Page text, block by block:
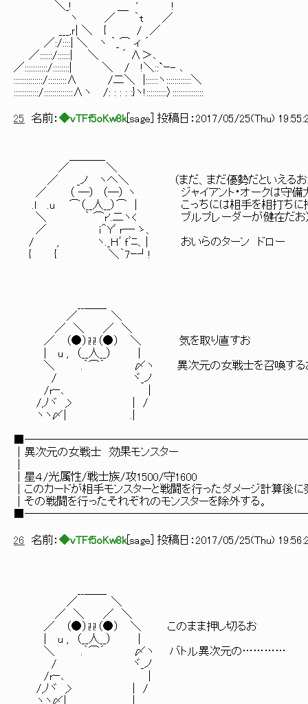
＼_! ＿ ' !
ヽ ／ ｀t ／
___,ｒ| ＼ { / ／
／:/::::| ＼ ヽ ｀_⌒ ィ ´
／::::::/::::::| ＼ ´ ∧＞､
／:::::::::::/::::::::| ＼ / !＼::`ｰ- ､
::::::::::::::/:::::::::∧ /二＼ |::::::ヽ::::::::::::＼
::::::::::::/::::::::::::::∧ヽ /: : : : :}ヽ!::::::::::〉:::::::::::::::
25 名前： ◆vTFf5oKw8k[ sage ] 投稿日： 2017/05/25(Thu)
／ ＼
／ _ノ ヽへ＼ （まだ、まだ優勢だといえるお
／ （ ―） （―） ヽ ジャイアント・オークは守備力
.l .u ⌒（__人__）⌒ | こっちには相手を相打ちに持
＼ ｀ ⌒r'.二ヽ< ブルブレーダーが健在だお
／ ｉ＾Yﾞ r─ ゝ、
/ , ヽ._Ｈﾞ ｆﾞﾆ、| おいらのターン ドロー
{ { ＼｀7ｰ┘!
／ ＼
／ ＼ ／ ＼
／ （●）i!i!（●） ＼ 気を取り直すお
| u , （__人__） |
＼ .｀⌒´ 〆ヽ 異次元の女戦士を召喚する
/ ヾ_ノ
/rｰ､ |
/,ﾉヾ ,> | /
ヽヽ〆| .|
│異次元の女戦士 効果モン
│星４/光属性/戦士族/攻1500/
│このカードが相手モンスターと戦闘を行ったダメージ計算後
│その戦闘を行ったそれぞれのモンスターを
26 名前： ◆vTFf5oKw8k[ sage ] 投稿日： 2017/05/25(Thu)
／ ＼
／ ＼ ／ ＼
／ （●）i!i!（●） ＼ このまま押し切るお
| u , （__人__） |
＼ .｀⌒´ 〆ヽ バトル異次元の…………
/ ヾ_ノ
/rｰ､ |
/,ﾉヾ ,> | /
ヽヽ〆| .|